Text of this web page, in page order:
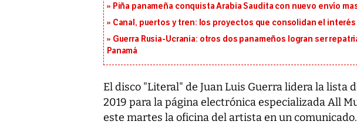
Piña panameña conquista Arabia Saudita con nuevo envío
Canal, puertos y tren: los proyectos que consolidan el interés
Guerra Rusia-Ucrania: otros dos panameños logran ser
Panamá
El disco "Literal" de Juan Luis Guerra lidera la lista
2019 para la página electrónica especializada All
este martes la oficina del artista en un comunicado.